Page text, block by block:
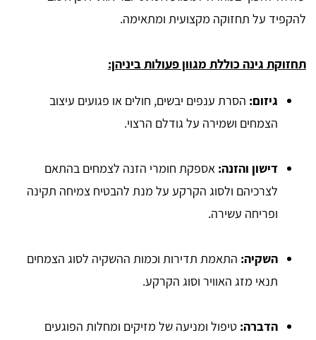
להקפיד על תחזוקה מקצועית ומתאימה.
תחזוקת גינה כוללת מגוון פעולות ביניהן:
גיזום: הסרת ענפים יבשים, חולים או פגועים עיצוב
הצמחים ושמירה על גודלם הרצוי.
דישון והזנה: אספקת חומרי הזנה לצמחים בהתאם
לצרכיהם ולסוג הקרקע על מנת להבטיח צמיחה תקינה
ופריחה עשירה.
השקיה: התאמת תדירות וכמות ההשקיה לסוג הצמחים
תנאי מזג האוויר וסוג הקרקע.
הדברה: טיפול ומניעה של מזיקים ומחלות הפוגעים